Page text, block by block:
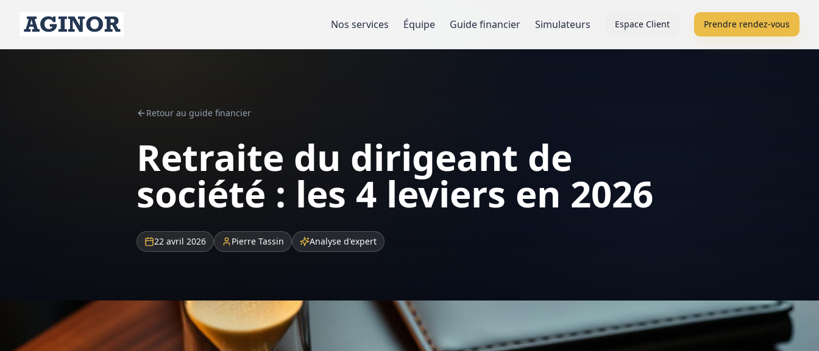
Nos services Équipe Guide financier Simulateurs Espace Client Prendre rendez-vous
Retour au guide financier
Retraite du dirigeant de
société : les 4 leviers en 2026
22 avril 2026 Pierre Tassin Analyse d'expert